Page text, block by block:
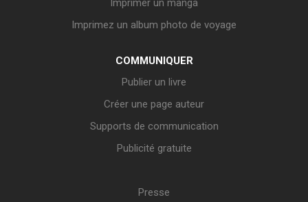
Imprimer un manga
Imprimez un album photo de voyage
COMMUNIQUER
Publier un livre
Créer une page auteur
Supports de communication
Publicité gratuite
Presse